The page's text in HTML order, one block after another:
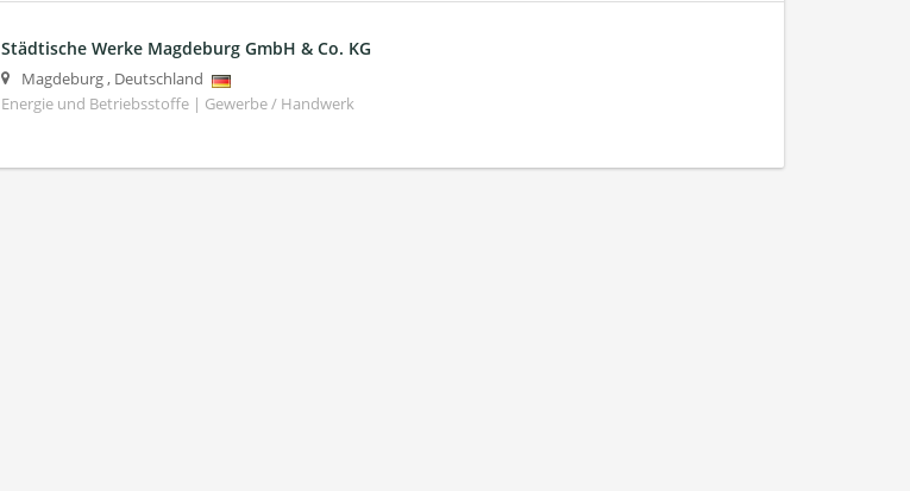
Städtische Werke Magdeburg GmbH & Co. KG
Magdeburg, Deutschland
Energie und Betriebsstoffe | Gewerbe / Handwerk